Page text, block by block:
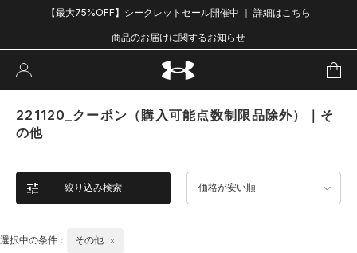
【最大75%OFF】シークレットセール開催中 ｜ 詳細はこちら
商品のお届けに関するお知らせ
221120_クーポン（購入可能点数制限品除外）｜そ
の他
絞り込み検索 価格が安い順
選択中の条件： その他